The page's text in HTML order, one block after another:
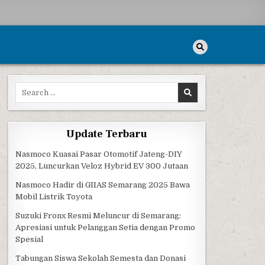
Search for:
Update Terbaru
Nasmoco Kuasai Pasar Otomotif Jateng-DIY
2025, Luncurkan Veloz Hybrid EV 300 Jutaan
Nasmoco Hadir di GIIAS Semarang 2025 Bawa
Mobil Listrik Toyota
Suzuki Fronx Resmi Meluncur di Semarang:
Apresiasi untuk Pelanggan Setia dengan Promo
Spesial
Tabungan Siswa Sekolah Semesta dan Donasi